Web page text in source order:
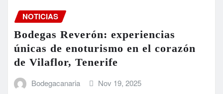
NOTICIAS
Bodegas Reverón: experiencias
únicas de enoturismo en el corazón
de Vilaflor, Tenerife
Bodegacanaria Nov 19, 2025